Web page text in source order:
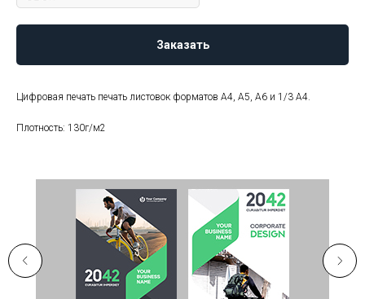
Заказать
Цифровая печать печать листовок форматов А4, А5, А6 и 1/3 А4.
Плотность: 130г/м2